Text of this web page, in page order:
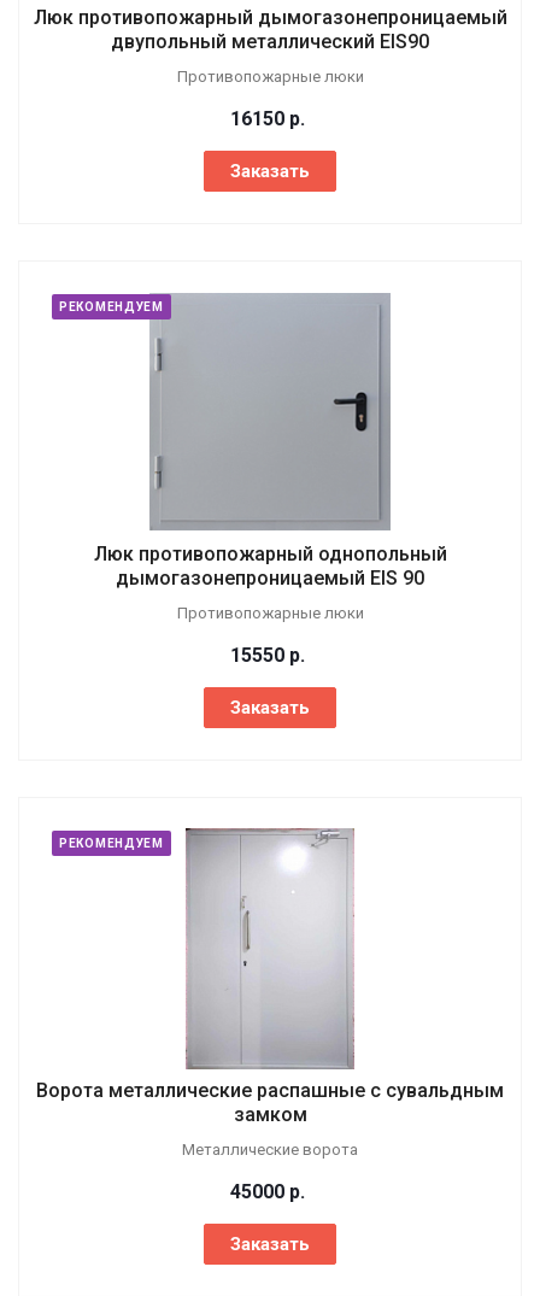
Люк противопожарный дымогазонепроницаемый
двупольный металлический EIS90
Противопожарные люки
16150 р.
Заказать
РЕКОМЕНДУЕМ
Люк противопожарный однопольный
дымогазонепроницаемый EIS 90
Противопожарные люки
15550 р.
Заказать
РЕКОМЕНДУЕМ
Ворота металлические распашные с сувальдным
замком
Металлические ворота
45000 р.
Заказать